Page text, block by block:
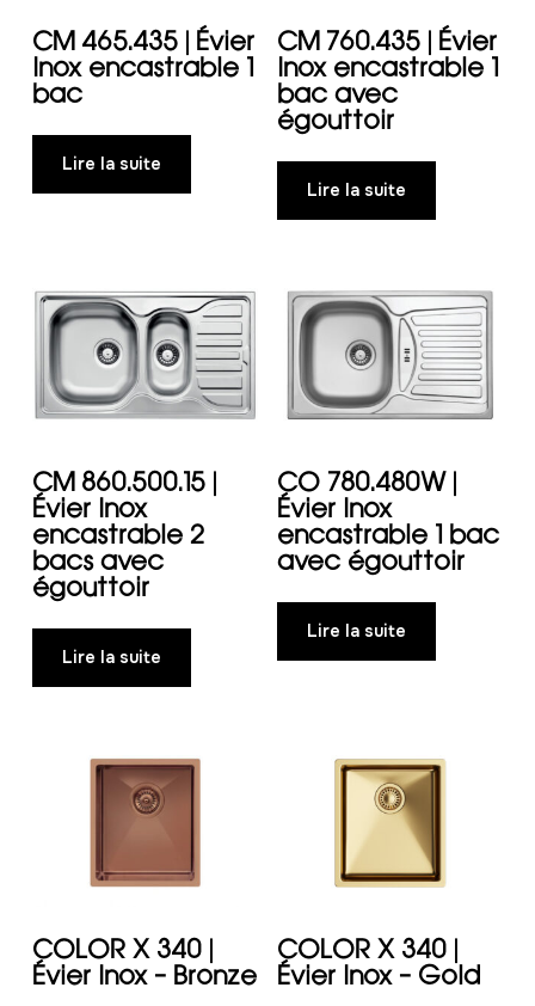
CM 465.435 | Évier
Inox encastrable 1
bac
Lire la suite
CM 760.435 | Évier
Inox encastrable 1
bac avec
égouttoir
Lire la suite
CM 860.500.15 |
Évier Inox
encastrable 2
bacs avec
égouttoir
Lire la suite
CO 780.480W |
Évier Inox
encastrable 1 bac
avec égouttoir
Lire la suite
COLOR X 340 |
Évier Inox – Bronze
COLOR X 340 |
Évier Inox – Gold